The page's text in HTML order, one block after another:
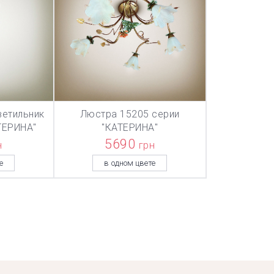
ТОВАР ДОБАВЛЕН В КОРЗИНУ
ТОВАР ДОБАВЛЕН В КОРЗИНУ
В КОРЗИНУ
Люстра 15205 серии
"КАТЕРИНА"
5690 грн
в одном цвете